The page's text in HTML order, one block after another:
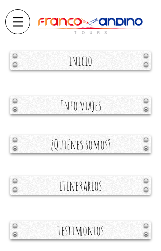
inicio
Info viajes
¿Quiénes somos?
itinerarios
testimonios